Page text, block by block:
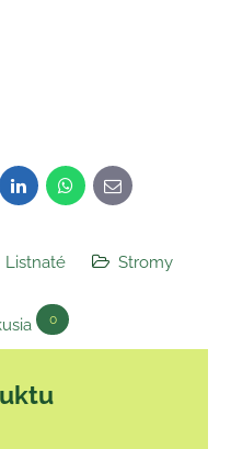
LinkedInWhatsApp
E-
mail
Listnaté Stromy
0